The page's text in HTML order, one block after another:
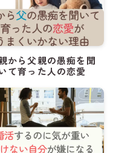
から父親の愚痴を聞
て育った人の恋愛